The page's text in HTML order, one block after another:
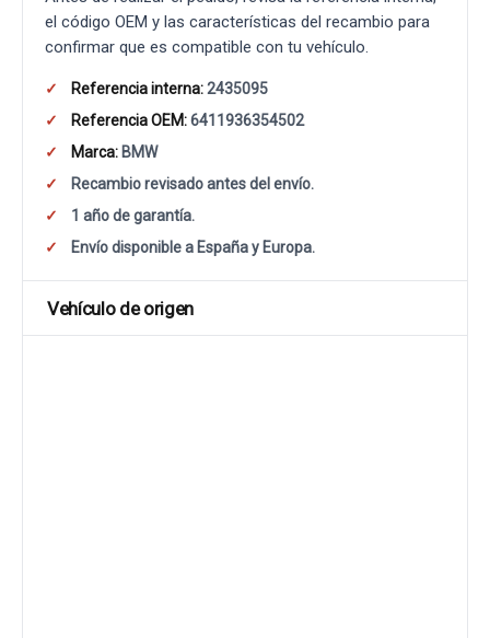
el código OEM y las características del recambio para
confirmar que es compatible con tu vehículo.
Referencia interna:2435095
Referencia OEM:6411936354502
Marca: BMW
Recambio revisado antes del envío.
1 año de garantía.
Envío disponible a España y Europa.
Vehículo de origen